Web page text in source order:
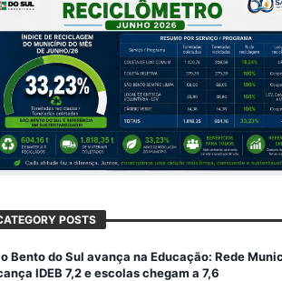
POSTS
Bento do Sul avança na Educação: Rede
IDEB 7,2 e escolas chegam a 7,6